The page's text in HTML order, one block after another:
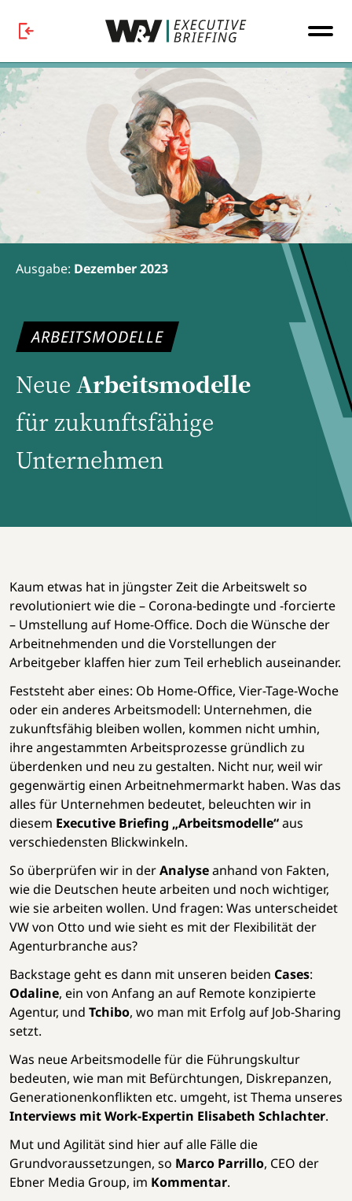
Ausgabe: Dezember 2023
ARBEITSMODELLE
Neue Arbeitsmodelle
für zukunftsfähige
Unternehmen
Kaum etwas hat in jüngster Zeit die Arbeitswelt so
revolutioniert wie die – Corona-bedingte und -forcierte
– Umstellung auf Home-Office. Doch die Wünsche der
Arbeitnehmenden und die Vorstellungen der
Arbeitgeber klaffen hier zum Teil erheblich auseinander.
Feststeht aber eines: Ob Home-Office, Vier-Tage-Woche
oder ein anderes Arbeitsmodell: Unternehmen, die
zukunftsfähig bleiben wollen, kommen nicht umhin,
ihre angestammten Arbeitsprozesse gründlich zu
überdenken und neu zu gestalten. Nicht nur, weil wir
gegenwärtig einen Arbeitnehmermarkt haben. Was das
alles für Unternehmen bedeutet, beleuchten wir in
diesem Executive Briefing „Arbeitsmodelle“aus
verschiedensten Blickwinkeln.
So überprüfen wir in derAnalyseanhand von Fakten,
wie die Deutschen heute arbeiten und noch wichtiger,
wie sie arbeiten wollen. Und fragen: Was unterscheidet
VW von Otto und wie sieht es mit der Flexibilität der
Agenturbranche aus?
Backstage geht es dann mit unseren beiden Cases:
Odaline, ein von Anfang an auf Remote konzipierte
Agentur, und Tchibo, wo man mit Erfolg auf Job-Sharing
setzt.
Was neue Arbeitsmodelle für die Führungskultur
bedeuten, wie man mit Befürchtungen, Diskrepanzen,
Generationenkonflikten etc. umgeht, ist Thema unseres
Interviews mit Work-Expertin Elisabeth Schlachter.
Mut und Agilität sind hier auf alle Fälle die
Grundvoraussetzungen, so Marco Parrillo, CEO der
Ebner Media Group, im Kommentar.